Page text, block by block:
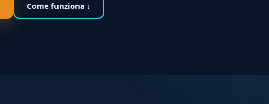
Come funziona ↓